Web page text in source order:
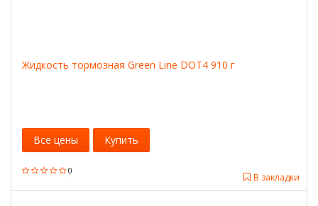
Жидкость тормозная Green Line DOT4 910 г
0
В закладки
Все цены Купить